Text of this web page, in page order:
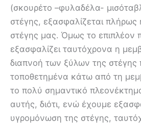
(σκουρέτο –φυλαδέλα-
στέγης, εξασφαλίζεται
στέγης μας. Όμως το επιπλέον
εξασφαλίζει ταυτόχρονα η
διαπνοή των ξύλων της στέγης
τοποθετημένα κάτω από τη
το πολύ σημαντικό
αυτής, διότι, ενώ έχουμε
υγρομόνωση της στέγης,